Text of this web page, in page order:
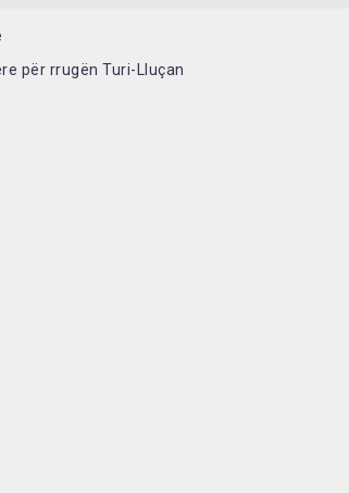
për rrugën Turi-Lluçan